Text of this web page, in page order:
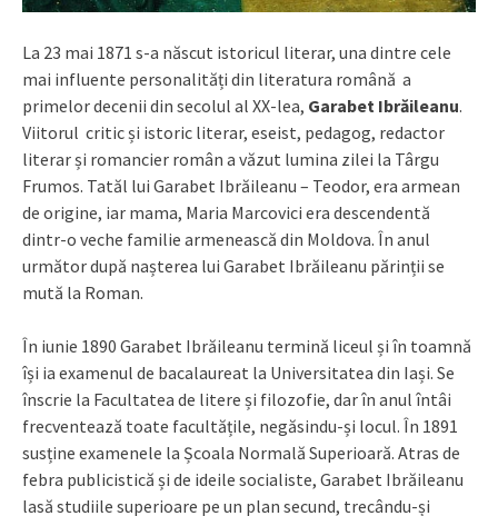
La 23 mai 1871 s-a născut istoricul literar, una dintre cele
mai influente personalități din literatura română a
primelor decenii din secolul al XX-lea, Garabet Ibrăileanu.
Viitorul critic și istoric literar, eseist, pedagog, redactor
literar și romancier român a văzut lumina zilei la Târgu
Frumos. Tatăl lui Garabet Ibrăileanu – Teodor, era armean
de origine, iar mama, Maria Marcovici era descendentă
dintr-o veche familie armenească din Moldova. În anul
următor după nașterea lui Garabet Ibrăileanu părinții se
mută la Roman.
În iunie 1890 Garabet Ibrăileanu termină liceul și în toamnă
își ia examenul de bacalaureat la Universitatea din Iași. Se
înscrie la Facultatea de litere și filozofie, dar în anul întâi
frecventează toate facultățile, negăsindu-și locul. În 1891
susține examenele la Școala Normală Superioară. Atras de
febra publicistică și de ideile socialiste, Garabet Ibrăileanu
lasă studiile superioare pe un plan secund, trecându-și